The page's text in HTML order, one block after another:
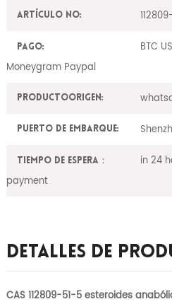
Artículo No:
Pago:
BTC
Moneygram Paypal
ProductoOrigen:
Puerto de embarque:
Tiempo de espera：
in 24
payment
Detalles De
CAS 112809-51-5 esteroides